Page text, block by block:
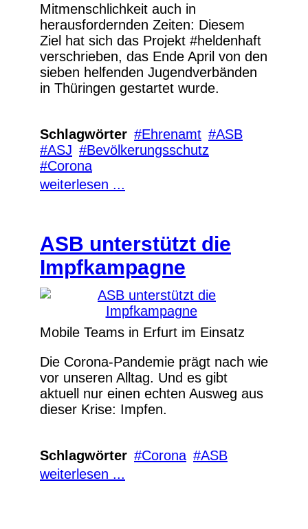
Mitmenschlichkeit auch in
herausfordernden Zeiten: Diesem
Ziel hat sich das Projekt #heldenhaft
verschrieben, das Ende April von den
sieben helfenden Jugendverbänden
in Thüringen gestartet wurde.
Schlagwörter Ehrenamt
ASB
ASJ
Bevölkerungsschutz
Corona
weiterlesen ...
ASB unterstützt die
Impfkampagne
Mobile Teams in Erfurt im Einsatz
Die Corona-Pandemie prägt nach wie
vor unseren Alltag. Und es gibt
aktuell nur einen echten Ausweg aus
dieser Krise: Impfen.
Schlagwörter Corona
ASB
weiterlesen ...